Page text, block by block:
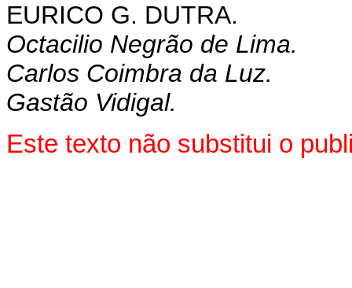
EURICO G. DUTRA.
Octacilio Negrão de Lima.
Carlos Coimbra da Luz.
Gastão Vidigal.
Este texto não substitui o